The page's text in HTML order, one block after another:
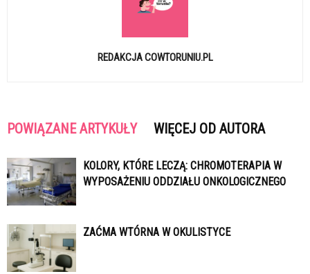
REDAKCJA COWTORUNIU.PL
POWIĄZANE ARTYKUŁY WIĘCEJ OD AUTORA
KOLORY, KTÓRE LECZĄ: CHROMOTERAPIA W
WYPOSAŻENIU ODDZIAŁU ONKOLOGICZNEGO
ZAĆMA WTÓRNA W OKULISTYCE